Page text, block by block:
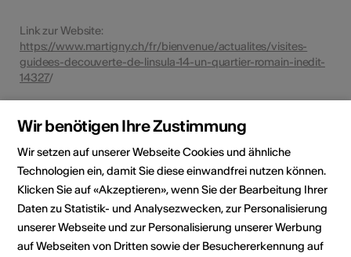
Link zur Website:
https://www.martigny.ch/fr/bienvenue/actualites/visites-
guidees-decouverte-de-linsula-14-un-quartier-romain-inedit-
14327/
Event teilen
Veranstaltungsdaten
Januar 2026
Wir benötigen Ihre Zustimmung
Wir setzen auf unserer Webseite Cookies und ähnliche
Technologien ein, damit Sie diese einwandfrei nutzen können.
Klicken Sie auf «Akzeptieren», wenn Sie der Bearbeitung Ihrer
Daten zu Statistik- und Analysezwecken, zur Personalisierung
unserer Webseite und zur Personalisierung unserer Werbung
auf Webseiten von Dritten sowie der Besuchererkennung auf